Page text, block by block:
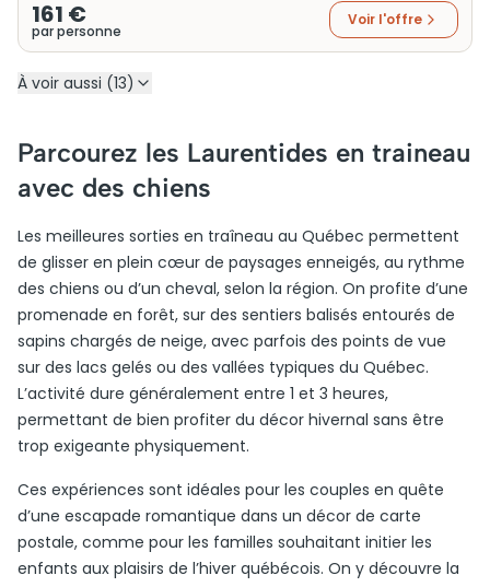
161 €
par personne
Voir l'offre
À voir aussi (13)
Parcourez les Laurentides en traineau
avec des chiens
Les meilleures sorties en traîneau au Québec permettent
de glisser en plein cœur de paysages enneigés, au rythme
des chiens ou d’un cheval, selon la région. On profite d’une
promenade en forêt, sur des sentiers balisés entourés de
sapins chargés de neige, avec parfois des points de vue
sur des lacs gelés ou des vallées typiques du Québec.
L’activité dure généralement entre 1 et 3 heures,
permettant de bien profiter du décor hivernal sans être
trop exigeante physiquement.
Ces expériences sont idéales pour les couples en quête
d’une escapade romantique dans un décor de carte
postale, comme pour les familles souhaitant initier les
enfants aux plaisirs de l’hiver québécois. On y découvre la